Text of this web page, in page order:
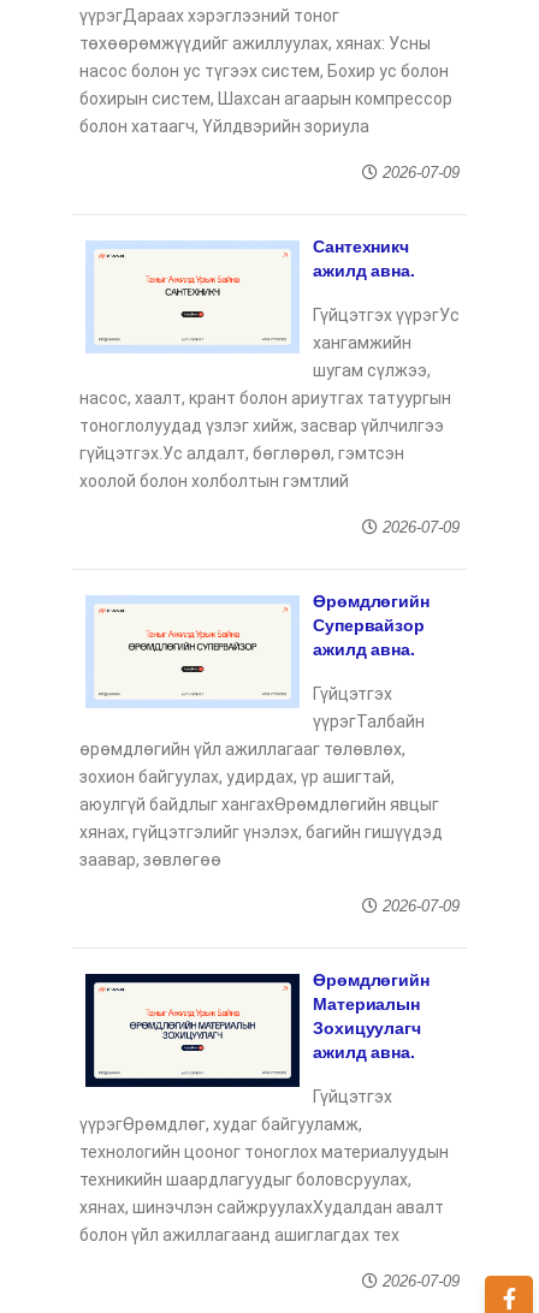
үүрэгДараах хэрэглээний тоног
төхөөрөмжүүдийг ажиллуулах, хянах: Усны
насос болон ус түгээх систем, Бохир ус болон
бохирын систем, Шахсан агаарын компрессор
болон хатаагч, Үйлдвэрийн зориула
2026-07-09
Сантехникч
ажилд авна.
Гүйцэтгэх үүрэгУс
хангамжийн
шугам сүлжээ,
насос, хаалт, крант болон ариутгах татуургын
тоноглолуудад үзлэг хийж, засвар үйлчилгээ
гүйцэтгэх.Ус алдалт, бөглөрөл, гэмтсэн
хоолой болон холболтын гэмтлий
2026-07-09
Өрөмдлөгийн
Супервайзор
ажилд авна.
Гүйцэтгэх
үүрэгТалбайн
өрөмдлөгийн үйл ажиллагааг төлөвлөх,
зохион байгуулах, удирдах, үр ашигтай,
аюулгүй байдлыг хангахӨрөмдлөгийн явцыг
хянах, гүйцэтгэлийг үнэлэх, багийн гишүүдэд
заавар, зөвлөгөө
2026-07-09
Өрөмдлөгийн
Материалын
Зохицуулагч
ажилд авна.
Гүйцэтгэх
үүрэгӨрөмдлөг, худаг байгууламж,
технологийн цооног тоноглох материалуудын
техникийн шаардлагуудыг боловсруулах,
хянах, шинэчлэн сайжруулахХудалдан авалт
болон үйл ажиллагаанд ашиглагдах тех
2026-07-09